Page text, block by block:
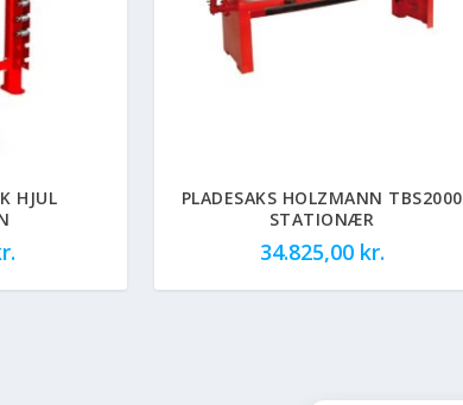
HJUL
PLADESAKS HOLZMANN TBS2000
STATIONÆR
34.825,00 kr.